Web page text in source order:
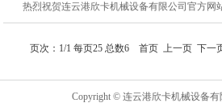
热烈祝贺连云港欣卡机械设备有限公司官方网站
页次：1/1 每页25 总数6 首页 上一页 下
Copyright © 连云港欣卡机械设备